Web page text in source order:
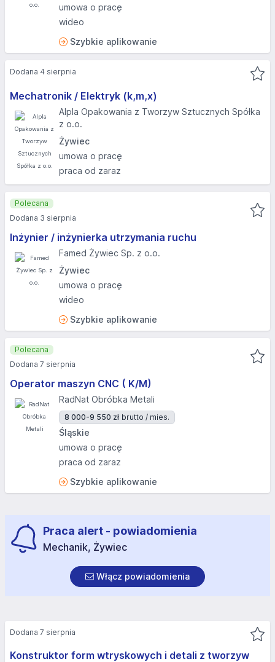
umowa o pracę
wideo
Szybkie aplikowanie
Mechatronik / Elektryk (k,m,x)
Alpla Opakowania z Tworzyw Sztucznych Spółka
z o.o.
Żywiec
umowa o pracę
praca od zaraz
Dodana 4 sierpnia
Inżynier / inżynierka utrzymania ruchu
Famed Żywiec Sp. z o.o.
Żywiec
umowa o pracę
wideo
Szybkie aplikowanie
Polecana
Dodana 3 sierpnia
Operator maszyn CNC ( K/M)
RadNat Obróbka Metali
8 000-9 550 zł brutto / mies.
Śląskie
umowa o pracę
praca od zaraz
Szybkie aplikowanie
Polecana
Dodana 7 sierpnia
Praca alert - powiadomienia
Mechanik, Żywiec
Włącz powiadomienia
Konstruktor form wtryskowych i detali z tworzyw
Dodana 7 sierpnia